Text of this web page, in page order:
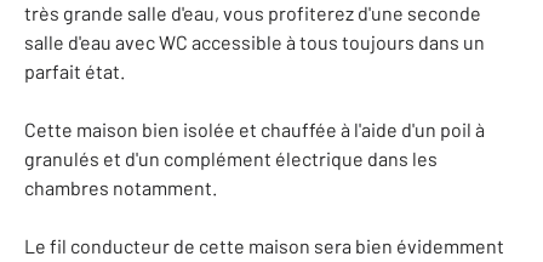
très grande salle d'eau, vous profiterez d'une seconde
salle d'eau avec WC accessible à tous toujours dans un
parfait état.
Cette maison bien isolée et chauffée à l'aide d'un poil à
granulés et d'un complément électrique dans les
chambres notamment.
Le fil conducteur de cette maison sera bien évidemment